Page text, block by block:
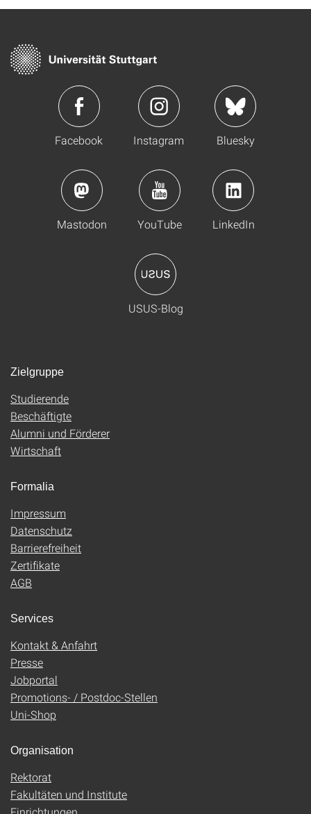
Facebook Instagram Bluesky
Mastodon YouTube LinkedIn
USUS-Blog
Zielgruppe
Studierende
Beschäftigte
Alumni und Förderer
Wirtschaft
Formalia
Impressum
Datenschutz
Barrierefreiheit
Zertifikate
AGB
Services
Kontakt & Anfahrt
Presse
Jobportal
Promotions- / Postdoc-Stellen
Uni-Shop
Organisation
Rektorat
Fakultäten und Institute